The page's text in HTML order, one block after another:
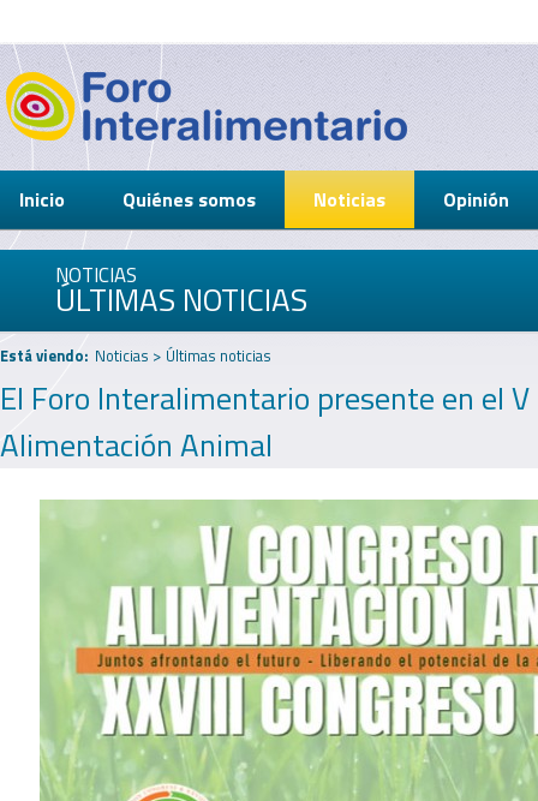
Inicio Quiénes somos Noticias Opinión
NOTICIAS
ÚLTIMAS NOTICIAS
Está viendo: Noticias > Últimas noticias
El Foro Interalimentario presente en el V
Alimentación Animal